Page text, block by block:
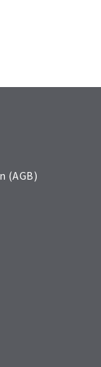
(AGB)